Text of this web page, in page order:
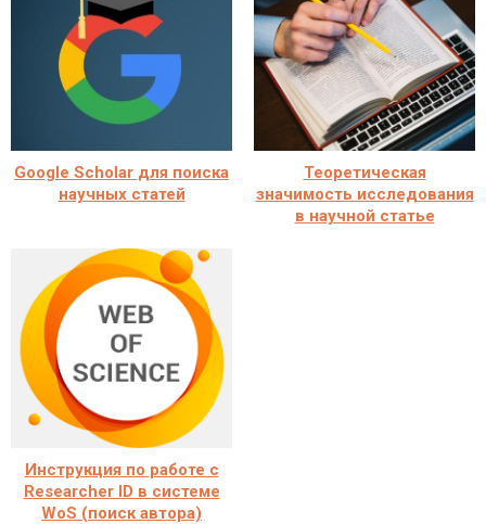
Google Scholar для поиска
научных статей
Теоретическая
значимость исследования
в научной статье
Инструкция по работе с
Researcher ID в системе
WoS (поиск автора)